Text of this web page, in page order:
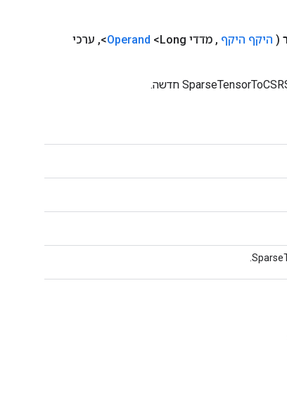
( היקף היקף , מדדי Operand <Long>
, ערכי